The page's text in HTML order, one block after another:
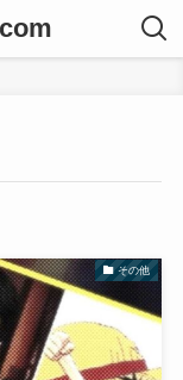
その他